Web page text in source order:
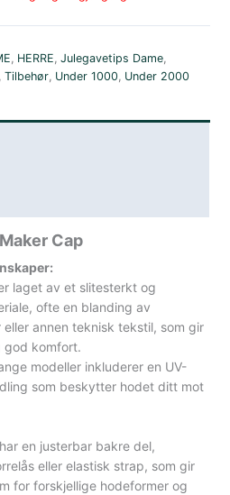
, HERRE,Julegavetips Dame,
,Tilbehør, Under 1000, Under 2000
Cap
laget av et slitesterkt og
ofte en blanding av
annen teknisk tekstil, som gir
god komfort.
modeller inkluderer en UV-
som beskytter hodet ditt mot
en justerbar bakre del,
eller elastisk strap, som gir
for forskjellige hodeformer og